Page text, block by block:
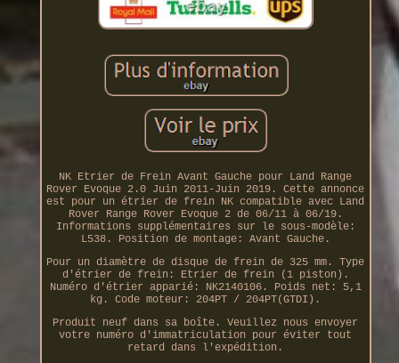
NK Etrier de Frein Avant Gauche pour Land Range
Rover Evoque 2.0 Juin 2011-Juin 2019. Cette annonce
est pour un étrier de frein NK compatible avec Land
Rover Range Rover Evoque 2 de 06/11 à 06/19.
Informations supplémentaires sur le sous-modèle:
L538. Position de montage: Avant Gauche.
Pour un diamètre de disque de frein de 325 mm. Type
d'étrier de frein: Etrier de frein (1 piston).
Numéro d'étrier apparié: NK2140106. Poids net: 5,1
kg. Code moteur: 204PT / 204PT(GTDI).
Produit neuf dans sa boîte. Veuillez nous envoyer
votre numéro d'immatriculation pour éviter tout
retard dans l'expédition.